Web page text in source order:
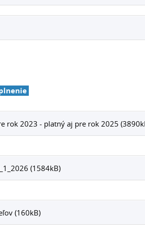
rok 2023 - platný aj pre rok 2025
(1584kB)
(160kB)